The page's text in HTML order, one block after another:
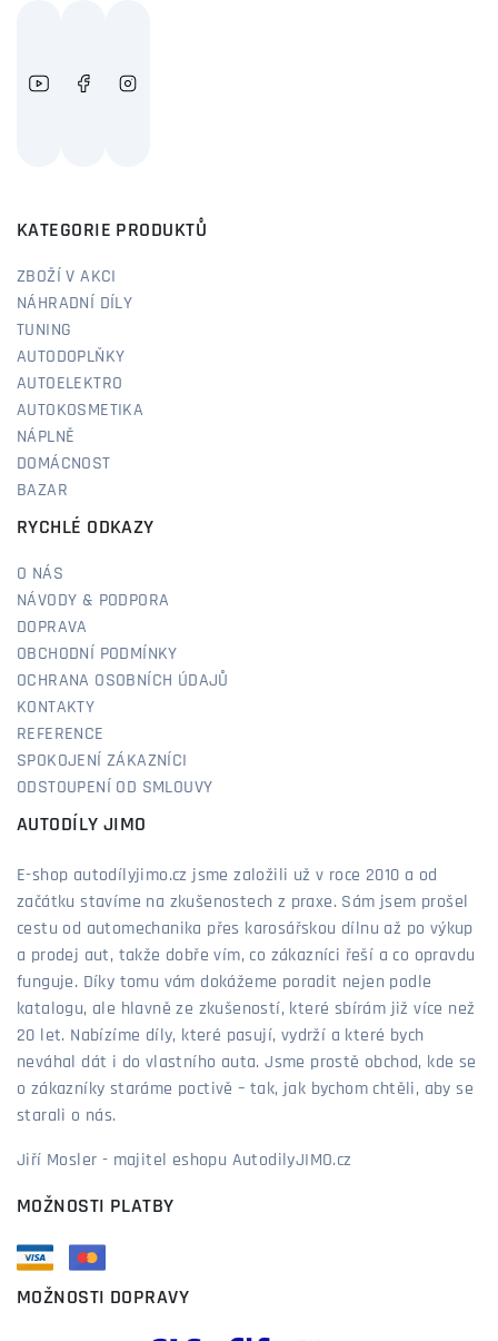
KATEGORIE PRODUKTŮ
ZBOŽÍ V AKCI
NÁHRADNÍ DÍLY
TUNING
AUTODOPLŇKY
AUTOELEKTRO
AUTOKOSMETIKA
NÁPLNĚ
DOMÁCNOST
BAZAR
RYCHLÉ ODKAZY
O NÁS
NÁVODY & PODPORA
DOPRAVA
OBCHODNÍ PODMÍNKY
OCHRANA OSOBNÍCH ÚDAJŮ
KONTAKTY
REFERENCE
SPOKOJENÍ ZÁKAZNÍCI
ODSTOUPENÍ OD SMLOUVY
AUTODÍLY JIMO
E-shop autodílyjimo.cz jsme založili už v roce 2010 a od
začátku stavíme na zkušenostech z praxe. Sám jsem prošel
cestu od automechanika přes karosářskou dílnu až po výkup
a prodej aut, takže dobře vím, co zákazníci řeší a co opravdu
funguje. Díky tomu vám dokážeme poradit nejen podle
katalogu, ale hlavně ze zkušeností, které sbírám již více než
20 let. Nabízíme díly, které pasují, vydrží a které bych
neváhal dát i do vlastního auta. Jsme prostě obchod, kde se
o zákazníky staráme poctivě – tak, jak bychom chtěli, aby se
starali o nás.
Jiří Mosler - majitel eshopu AutodilyJIMO.cz
MOŽNOSTI PLATBY
MOŽNOSTI DOPRAVY